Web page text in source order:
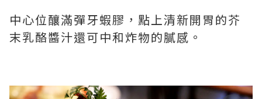
中心位釀滿彈牙蝦膠，點上清新開胃的芥
末乳酪醬汁還可中和炸物的膩感。